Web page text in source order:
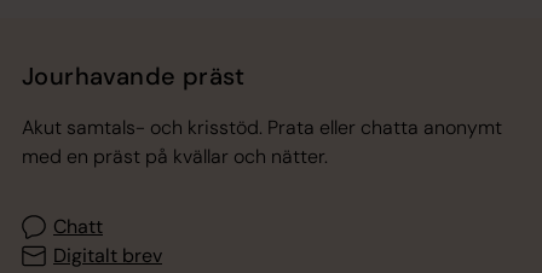
Jourhavande präst
Akut samtals- och krisstöd. Prata eller chatta anonymt
med en präst på kvällar och nätter.
Chatt
Digitalt brev